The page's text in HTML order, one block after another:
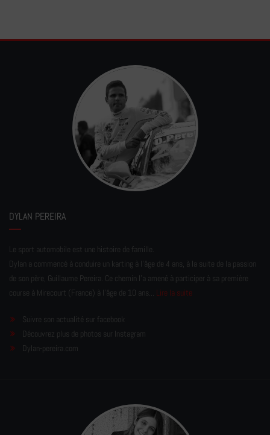
DYLAN PEREIRA
Le sport automobile est une histoire de famille.
Dylan a commencé à conduire un karting à l’âge de 4 ans, à la suite de la passion
de son père, Guillaume Pereira. Ce chemin l'a amené à participer à sa première
course à Mirecourt (France) à l'âge de 10 ans... Lire la suite
Suivre son actualité sur facebook
Découvrez plus de photos sur Instagram
Dylan-pereira.com